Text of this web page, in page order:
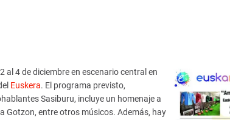
al 4 de diciembre en escenario central en
Euskera. El programa previsto,
Sasiburu, incluye un homenaje a
Gotzon, entre otros músicos. Además, hay